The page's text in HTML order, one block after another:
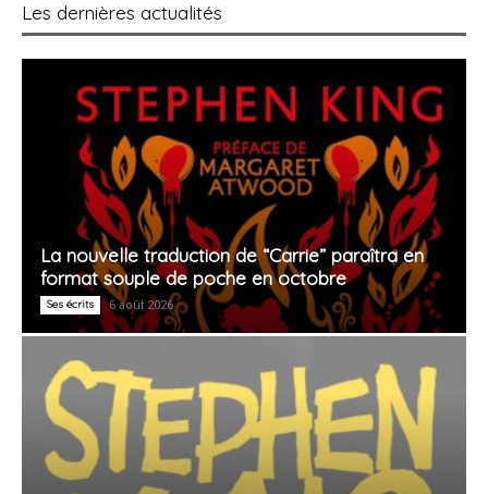
Les dernières actualités
La nouvelle traduction de “Carrie” paraîtra en
format souple de poche en octobre
Ses écrits 6 août 2026